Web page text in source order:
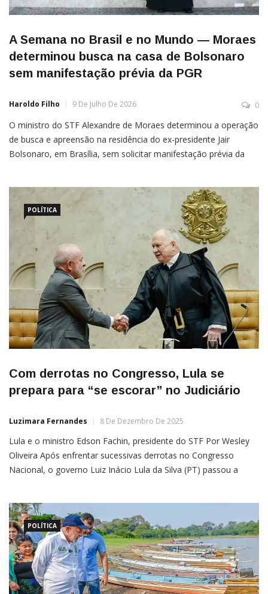
A Semana no Brasil e no Mundo — Moraes
determinou busca na casa de Bolsonaro
sem manifestação prévia da PGR
Haroldo Filho 9 De Julho De 2026 0
O ministro do STF Alexandre de Moraes determinou a operação
de busca e apreensão na residência do ex-presidente Jair
Bolsonaro, em Brasília, sem solicitar manifestação prévia da
POLÍTICA
Com derrotas no Congresso, Lula se
prepara para “se escorar” no Judiciário
Luzimara Fernandes 8 De Dezembro De 2025
Lula e o ministro Edson Fachin, presidente do STF Por Wesley
Oliveira Após enfrentar sucessivas derrotas no Congresso
Nacional, o governo Luiz Inácio Lula da Silva (PT) passou a
segurança e em outras áreas sensíveis. Nas últimas […]
POLÍTICA